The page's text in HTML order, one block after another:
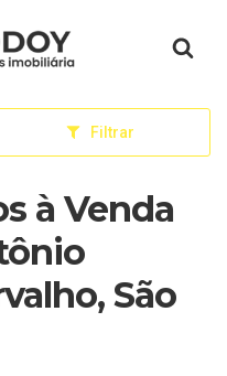
Filtrar
à Venda
São